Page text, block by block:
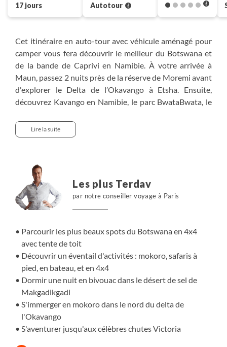
Cet itinéraire en auto-tour avec véhicule aménagé pour
camper vous fera découvrir le meilleur du Botswana et
de la bande de Caprivi en Namibie. À votre arrivée à
Maun, passez 2 nuits près de la réserve de Moremi avant
d'explorer le Delta de l’Okavango à Etsha. Ensuite,
découvrez Kavango en Namibie, le parc BwataBwata, le
le fleuve Chobe en bateau et en 4x4, puis visitez les
mythiques chutes Victoria. Prolongez l’aventure si vous
sous les étoiles sur un désert salin. Dépaysement garanti
Mais vous pourriez aussi décider de vivre ce voyage
en Namibie autrement :
Lodge.
Lire la suite
Les plus Terdav
par notre conseiller voyage à Paris
Parcourir les plus beaux spots du Botswana en 4x4
avec tente de toit
Découvrir un éventail d'activités : mokoro, safaris à
pied, en bateau, et en 4x4
Dormir une nuit en bivouac dans le désert de sel de
Makgadikgadi
S'immerger en mokoro dans le nord du delta de
l'Okavango
S'aventurer jusqu'aux célèbres chutes Victoria
17 jours Autotour